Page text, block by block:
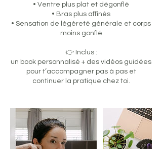
• Ventre plus plat et dégonflé
• Bras plus affinés
• Sensation de légèreté générale et corps
moins gonflé
👉 Inclus :
un book personnalisé + des vidéos guidées
pour t’accompagner pas à pas et
continuer la pratique chez toi.